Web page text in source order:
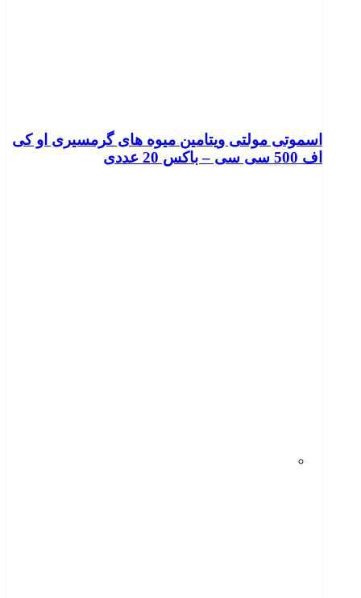
اسموتی مولتی ویتامین میوه های گرمسیری او کی
اف 500 سی سی – باکس 20 عددی